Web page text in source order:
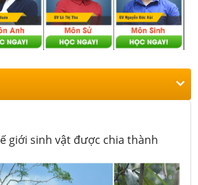
giới sinh vật được chia thành